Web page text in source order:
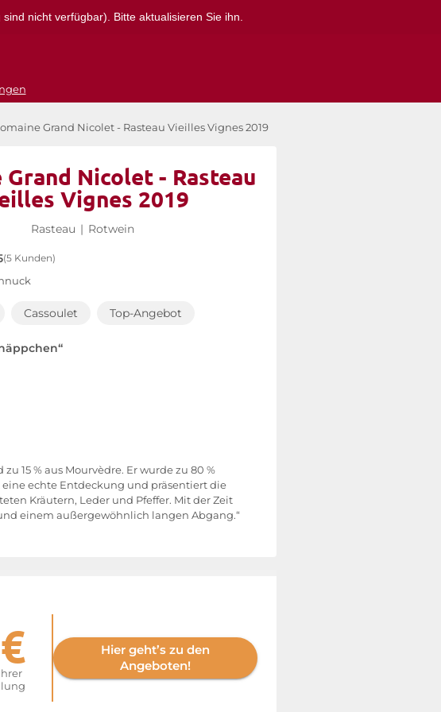
nicht verfügbar). Bitte aktualisieren Sie ihn.
Grand Nicolet - Rasteau Vieilles Vignes 2019
Grand Nicolet - Rasteau
Vignes 2019
Rasteau | Rotwein
(5 Kunden)
Cassoulet Top-Angebot
15 % aus Mourvèdre. Er wurde zu 80 %
echte Entdeckung und präsentiert die
Kräutern, Leder und Pfeffer. Mit der Zeit
einem außergewöhnlich langen Abgang.“
Hier geht’s zu den
Angeboten!